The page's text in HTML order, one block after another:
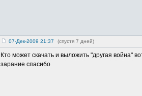
07-Дек-2009 21:37 (спустя 7 дней)
Кто может скачать и выложить "другая война"
зарание спасибо